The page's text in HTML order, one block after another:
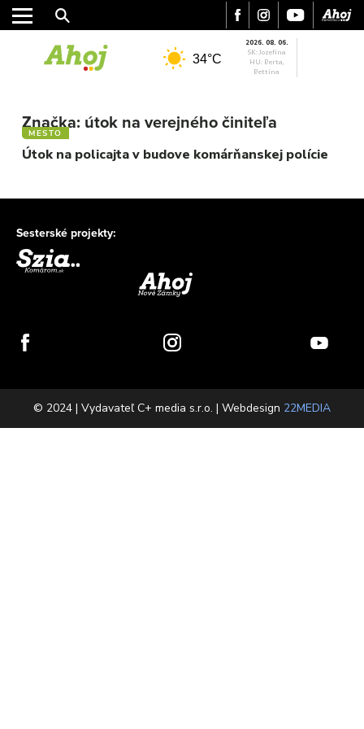
ŠPORT
KULTÚRA
VIDEO
34°C
2026. 08. 06.
SK: Jozefína
HU: Berta,
Bettina
Značka: útok na verejného činiteľa
MESTO
Útok na policajta v budove komárňanskej polície
Sesterské projekty:
© 2024 | Vydavateľ C+ media s.r.o. | Webdesign 22MEDIA